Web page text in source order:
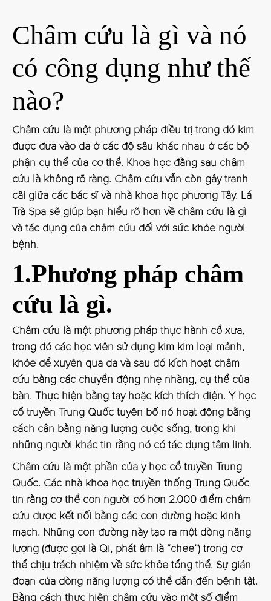
Châm cứu là gì và nó
có công dụng như thế
nào?
Châm cứu là một phương pháp điều trị trong đó kim
được đưa vào da ở các độ sâu khác nhau ở các bộ
phận cụ thể của cơ thể. Khoa học đằng sau châm
cứu là không rõ ràng. Châm cứu vẫn còn gây tranh
cãi giữa các bác sĩ và nhà khoa học phương Tây. Lá
Trà Spa sẽ giúp bạn hiểu rõ hơn về châm cứu là gì
và tác dụng của châm cứu đối với sức khỏe người
bệnh.
1.Phương pháp châm
cứu là gì.
Châm cứu là một phương pháp thực hành cổ xưa,
trong đó các học viên sử dụng kim kim loại mảnh,
khỏe để xuyên qua da và sau đó kích hoạt châm
cứu bằng các chuyển động nhẹ nhàng, cụ thể của
bàn. Thực hiện bằng tay hoặc kích thích điện. Y học
cổ truyền Trung Quốc tuyên bố nó hoạt động bằng
cách cân bằng năng lượng cuộc sống, trong khi
những người khác tin rằng nó có tác dụng tâm linh.
Châm cứu là một phần của y học cổ truyền Trung
Quốc. Các nhà khoa học truyền thống Trung Quốc
tin rằng cơ thể con người có hơn 2.000 điểm châm
cứu được kết nối bằng các con đường hoặc kinh
mạch. Những con đường này tạo ra một dòng năng
lượng (được gọi là Qi, phát âm là “chee”) trong cơ
thể chịu trách nhiệm về sức khỏe tổng thể. Sự gián
đoạn của dòng năng lượng có thể dẫn đến bệnh tật.
Bằng cách thực hiện châm cứu vào một số điểm